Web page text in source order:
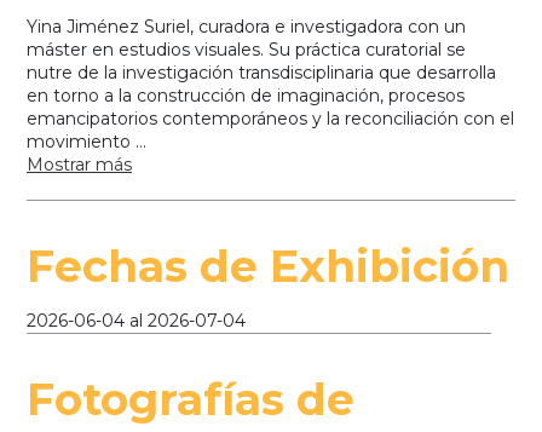
Yina Jiménez Suriel, curadora e investigadora con un
máster en estudios visuales. Su práctica curatorial se
nutre de la investigación transdisciplinaria que desarrolla
en torno a la construcción de imaginación, procesos
emancipatorios contemporáneos y la reconciliación con el
movimiento ...
Mostrar más
Fechas de Exhibición
2026-06-04 al 2026-07-04
Fotografías de